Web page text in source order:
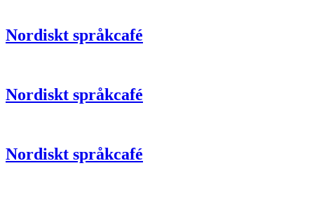
Nordiskt språkcafé
Nordiskt språkcafé
Nordiskt språkcafé